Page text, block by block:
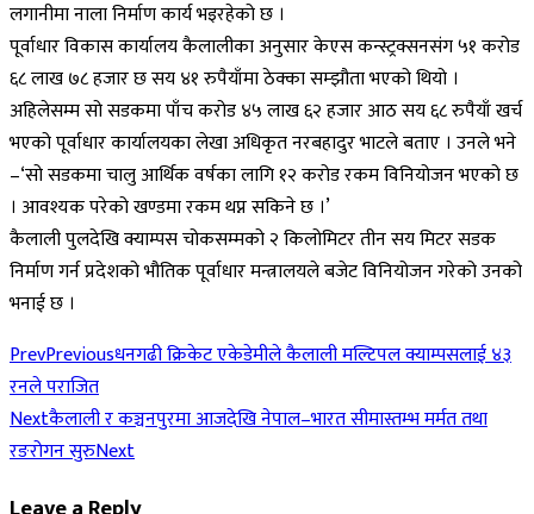
लगानीमा नाला निर्माण कार्य भइरहेको छ ।
पूर्वाधार विकास कार्यालय कैलालीका अनुसार केएस कन्स्ट्रक्सनसंग ५१ करोड
६८ लाख ७८ हजार छ सय ४१ रुपैयाँमा ठेक्का सम्झौता भएको थियो ।
अहिलेसम्म सो सडकमा पाँच करोड ४५ लाख ६२ हजार आठ सय ६८ रुपैयाँ खर्च
भएको पूर्वाधार कार्यालयका लेखा अधिकृत नरबहादुर भाटले बताए । उनले भने
–‘सो सडकमा चालु आर्थिक वर्षका लागि १२ करोड रकम विनियोजन भएको छ
। आवश्यक परेको खण्डमा रकम थप्न सकिने छ ।’
कैलाली पुलदेखि क्याम्पस चोकसम्मको २ किलोमिटर तीन सय मिटर सडक
निर्माण गर्न प्रदेशको भौतिक पूर्वाधार मन्त्रालयले बजेट विनियोजन गरेको उनको
भनाई छ ।
PrevPreviousधनगढी क्रिकेट एकेडेमीले कैलाली मल्टिपल क्याम्पसलाई ४३
रनले पराजित
Nextकैलाली र कञ्चनपुरमा आजदेखि नेपाल–भारत सीमास्तम्भ मर्मत तथा
रङरोगन सुरुNext